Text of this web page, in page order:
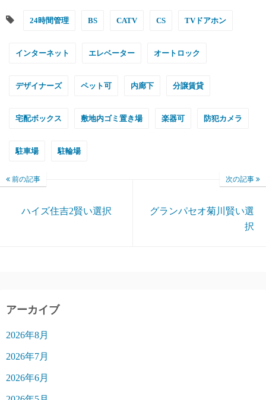
24時間管理 BS CATV CS TVドアホン
インターネット エレベーター オートロック
デザイナーズ ペット可 内廊下 分譲賃貸
宅配ボックス 敷地内ゴミ置き場 楽器可 防犯カメラ
駐車場 駐輪場
前の記事
ハイズ住吉2賢い選択
次の記事
グランパセオ菊川賢い選
択
アーカイブ
2026年8月
2026年7月
2026年6月